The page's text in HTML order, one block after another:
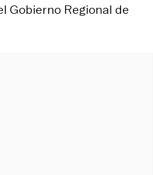
Gobierno Regional de